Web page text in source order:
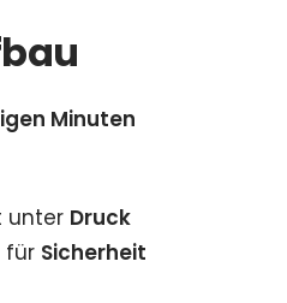
Minuten
unter Druck
für Sicherheit